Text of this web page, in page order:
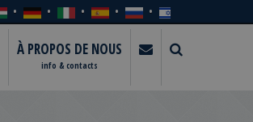
À PROPOS DE NOUS
info & contacts